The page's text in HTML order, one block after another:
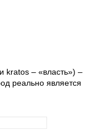
kratos – «власть») –
реально является